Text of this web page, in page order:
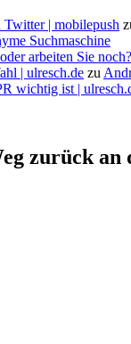
| mobilepush
Suchmaschine
arbeiten Sie
| ulresch.de zu
wichtig ist |
zurück an